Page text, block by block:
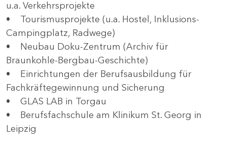
u.a. Verkehrsprojekte
• Tourismusprojekte (u.a. Hostel, Inklusions-
Campingplatz, Radwege)
• Neubau Doku-Zentrum (Archiv für
Braunkohle-Bergbau-Geschichte)
• Einrichtungen der Berufsausbildung für
Fachkräftegewinnung und Sicherung
• GLAS LAB in Torgau
• Berufsfachschule am Klinikum St. Georg in
Leipzig